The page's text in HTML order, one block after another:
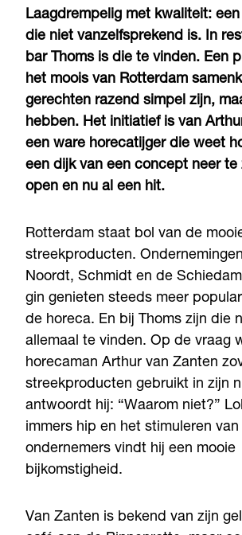
Laagdrempelig met kwaliteit:
die niet vanzelfsprekend is. In
bar Thoms is die te vinden. Een
het moois van Rotterdam
gerechten razend simpel zijn,
hebben. Het initiatief is van
een ware horecatijger die weet
een dijk van een concept neer te
open en nu al een hit.
Rotterdam staat bol van de
streekproducten.
Noordt, Schmidt en de
gin genieten steeds meer
de horeca. En bij Thoms zijn die
allemaal te vinden. Op de vraag
horecaman Arthur van Zanten
streekproducten gebruikt in zijn
antwoordt hij: “Waarom niet?”
immers hip en het stimuleren
ondernemers vindt hij een mooie
bijkomstigheid.
Van Zanten is bekend van zijn